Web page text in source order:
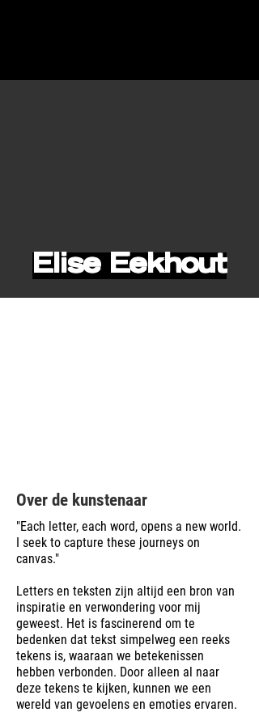
Elise Eekhout
Over de kunstenaar
"Each letter, each word, opens a new world.
I seek to capture these journeys on
canvas."
Letters en teksten zijn altijd een bron van
inspiratie en verwondering voor mij
geweest. Het is fascinerend om te
bedenken dat tekst simpelweg een reeks
tekens is, waaraan we betekenissen
hebben verbonden. Door alleen al naar
deze tekens te kijken, kunnen we een
wereld van gevoelens en emoties ervaren.​